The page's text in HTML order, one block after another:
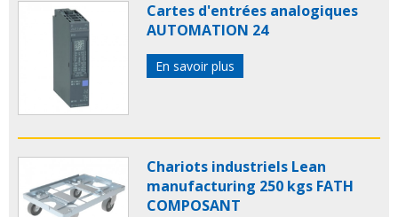
Cartes d'entrées analogiques
AUTOMATION 24
En savoir plus
Chariots industriels Lean
manufacturing 250 kgs FATH
COMPOSANT